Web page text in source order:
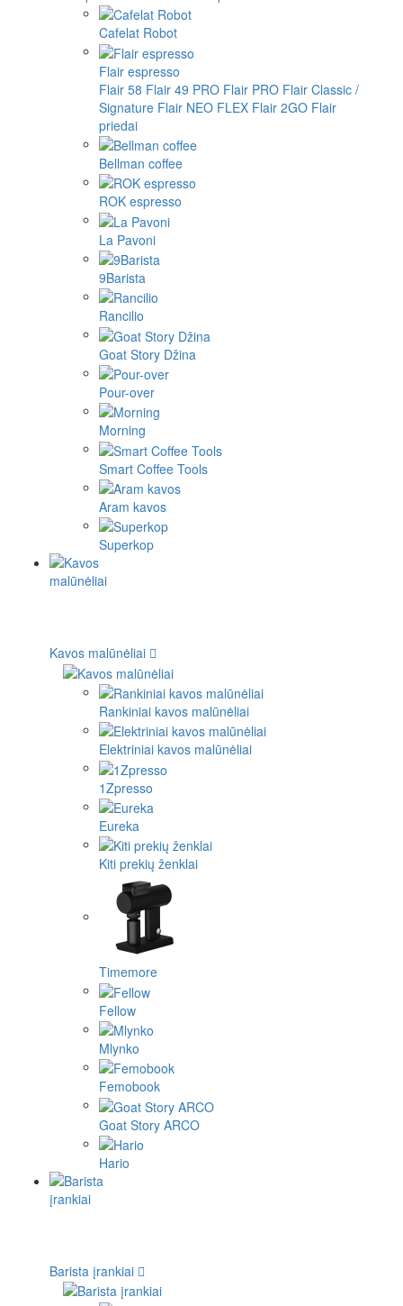
Cafelat Robot
Flair espresso
Flair 58 Flair 49 PRO Flair PRO Flair Classic /
Signature Flair NEO FLEX Flair 2GO Flair
priedai
Bellman coffee
ROK espresso
La Pavoni
9Barista
Rancilio
Goat Story Džina
Pour-over
Morning
Smart Coffee Tools
Aram kavos
Superkop
Kavos malūnėliai
Rankiniai kavos malūnėliai
Elektriniai kavos malūnėliai
1Zpresso
Eureka
Kiti prekių ženklai
Timemore
Fellow
Mlynko
Femobook
Goat Story ARCO
Hario
Barista įrankiai